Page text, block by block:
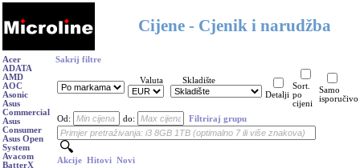
Cijene - Cjenik i narudžba
Acer
ADATA
AMD
AOC
Asonic
Asus
Commercial
Asus
Consumer
Asus Open
System
Avacom
BatterX
Sakrij filtre
Valuta
Skladište
Detalji
Sort.
po
cijeni
Samo
isporučivo
Od: do: Filtriraj grupu
Akcije Hitovi Novi